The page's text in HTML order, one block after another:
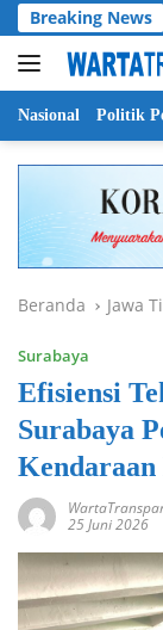
Langsung
ke
konten
Breaking News
SDM dan
Nasional Politik
Beranda Jawa
Surabaya
Efisiensi
Surabaya
25 Juni 2026